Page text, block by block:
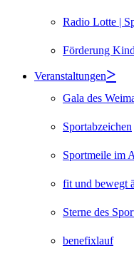
Radio Lotte |
Förderung
Veranstaltungen
Gala des
Sportabzeichen
Sportmeile im
fit und bewegt
Sterne des
benefixlauf